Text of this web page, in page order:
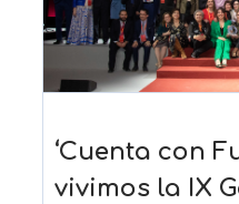
‘Cuenta con
vivimos la IX